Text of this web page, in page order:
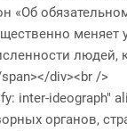
«Об
меняет
людей,
div><br />
inter-ideograph"
органов,